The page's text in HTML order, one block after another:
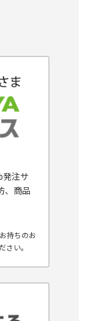
発注サ
、商品
持ちのお
さい。